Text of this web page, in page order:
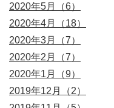
2020年5月（6）
2020年4月（18）
2020年3月（7）
2020年2月（7）
2020年1月（9）
2019年12月（2）